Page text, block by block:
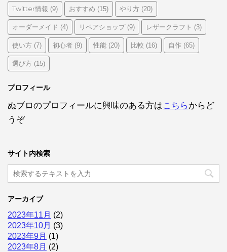
Twitter情報 (9) おすすめ (15) やり方 (20)
オーダーメイド (4) リペアショップ(9) レザークラフト (3)
使い方 (7) 初心者 (9) 性能 (20) 比較 (16) 自作 (65)
選び方 (15)
プロフィール
ぬブロのプロフィールに興味のある方はこちらからど
うぞ
サイト内検索
アーカイブ
2023年11月 (2)
2023年10月 (3)
2023年9月 (1)
2023年8月 (2)